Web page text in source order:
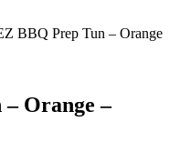
BBQ Prep Tun – Orange
Orange –